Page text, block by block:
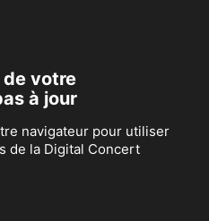
de votre
à jour
navigateur pour utiliser
de la Digital Concert